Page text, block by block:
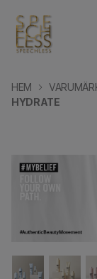
HEM
HYDRATE